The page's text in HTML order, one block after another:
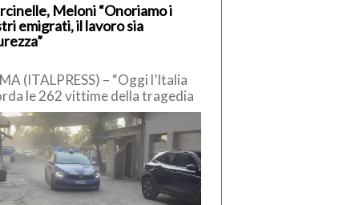
in acque libere, andata in […]
Meloni “Onoriamo i
emigrati, il lavoro sia
(ITALPRESS) – “Oggi l’Italia
le 262 vittime della tragedia
136 gli italiani,
in Belgio in […]